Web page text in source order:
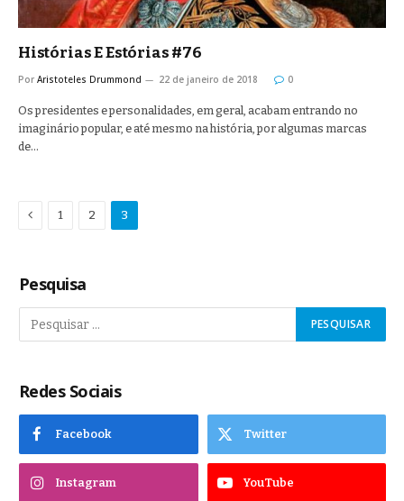
Histórias E Estórias #76
Por Aristoteles Drummond 22 de janeiro de 2018 0
Os presidentes e personalidades, em geral, acabam entrando no
imaginário popular, e até mesmo na história, por algumas marcas
de…
Anterior
1 2 3
Pesquisa
Redes Sociais
Facebook Twitter
Instagram YouTube